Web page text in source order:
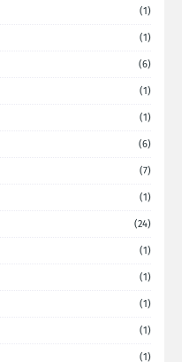
(1)
(1)
(6)
(1)
(1)
(6)
(7)
(1)
(24)
(1)
(1)
(1)
(1)
(1)